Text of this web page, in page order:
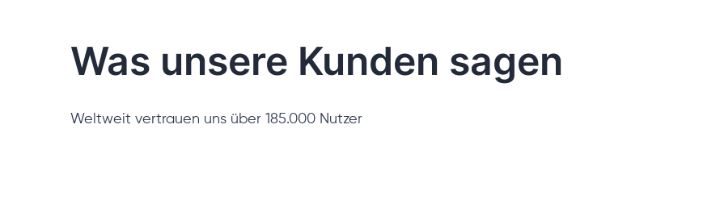
Was unsere Kunden sagen
Weltweit vertrauen uns über 185.000 Nutzer